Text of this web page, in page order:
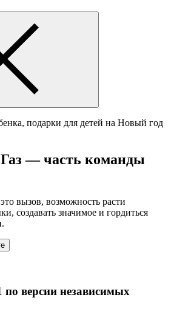
подарки для детей на Новый год
— часть команды
вызов, возможность расти
создавать значимое и гордиться
версии независимых